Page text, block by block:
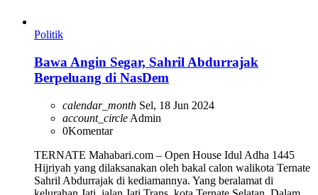
Politik
Bawa Angin Segar, Sahril Abdurrajak
Berpeluang di NasDem
calendar_month Sel, 18 Jun 2024
account_circle Admin
0Komentar
TERNATE Mahabari.com – Open House Idul Adha 1445
Hijriyah yang dilaksanakan oleh bakal calon walikota Ternate
Sahril Abdurrajak di kediamannya. Yang beralamat di